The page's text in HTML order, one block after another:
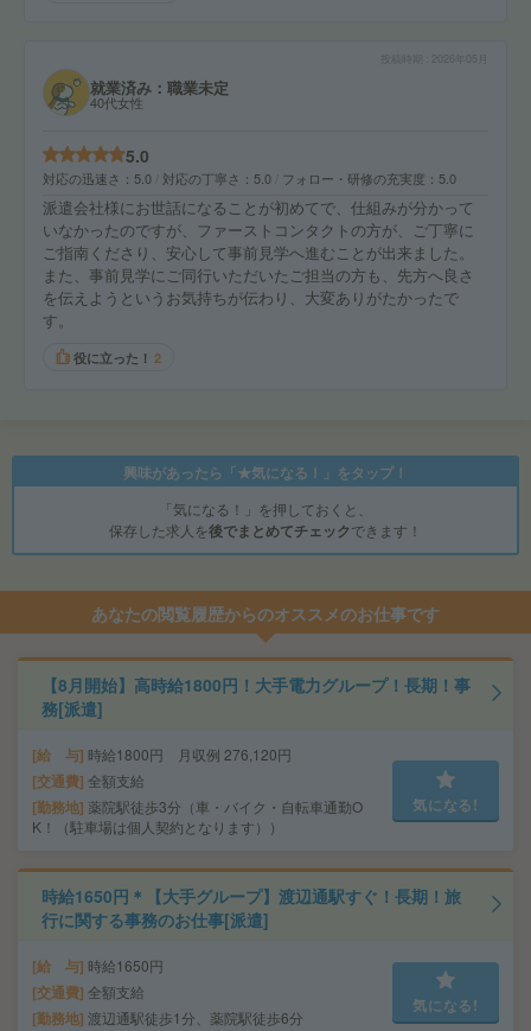
2026年05月
就業済み：職業未定
40代女性
5.0
対応の迅速さ 5.0 対応の丁寧さ 5.0 フォロー・研修の充実度 5.0
派遣会社様にお世話になることが初めてで、仕組みが分かって
いなかったのですが、ファーストコンタクトの方が、ご丁寧に
ご指南くださり、安心して事前見学へ進むことが出来ました。
また、事前見学にご同行いただいたご担当の方も、先方へ良さ
を伝えようというお気持ちが伝わり、大変ありがたかったで
す。
役に立った！ 2
興味があったら「★気になる！」をタップ！
「気になる！」を押しておくと、
保存した求人を後でまとめてチェックできます！
あなたの閲覧履歴からのオススメのお仕事です
【8月開始】高時給1800円！大手電力グループ！長期！事
務[派遣]
給 与 時給1800円 月収例 276,120円
交通費 全額支給
勤務地 薬院駅徒歩3分（車・バイク・自転車通勤O
K！（駐車場は個人契約となります））
気になる!
時給1650円＊【大手グループ】渡辺通駅すぐ！長期！旅
行に関する事務のお仕事[派遣]
給 与 時給1650円
交通費 全額支給
勤務地 渡辺通駅徒歩1分、薬院駅徒歩6分
気になる!